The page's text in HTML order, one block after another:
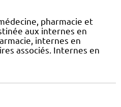
pharmacie et
aux internes en
internes en
associés. Internes en